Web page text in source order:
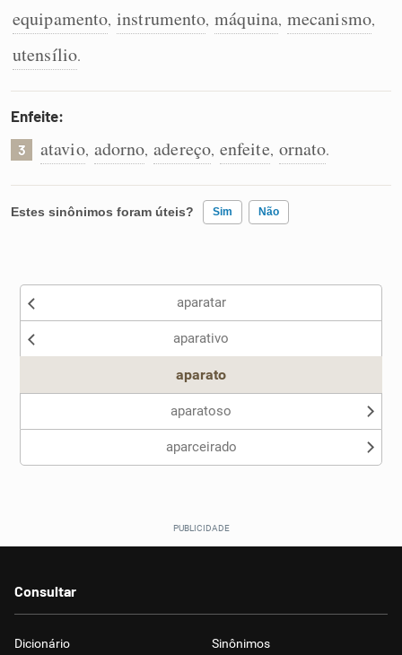
equipamento, instrumento, máquina, mecanismo,
utensílio.
Enfeite:
3 atavio, adorno, adereço, enfeite, ornato.
Estes sinônimos foram úteis? Sim Não
Nenhum dos sinônimos apresentados me ajudou
aparatar
aparativo
aparato
aparatoso
aparceirado
Consultar
Dicionário Sinônimos